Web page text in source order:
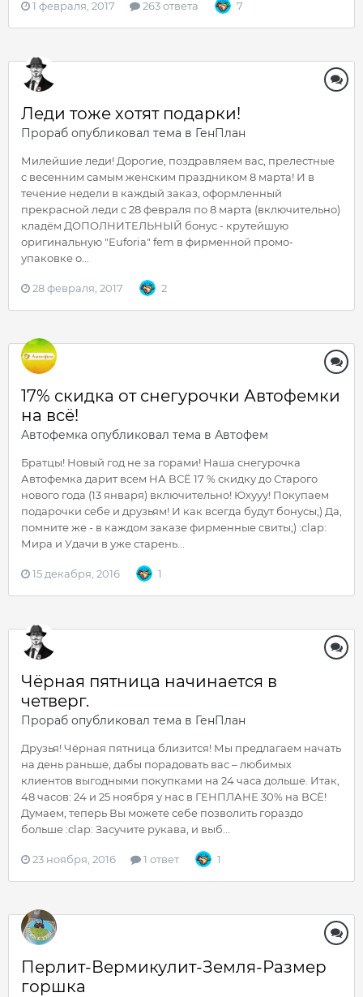
1 февраля, 2017 263 ответа 7
Леди тоже хотят подарки!
Прораб опубликовал тема в ГенПлан
Милейшие леди! Дорогие, поздравляем вас, прелестные
с весенним самым женским праздником 8 марта! И в
течение недели в каждый заказ, оформленный
прекрасной леди с 28 февраля по 8 марта (включительно)
кладём ДОПОЛНИТЕЛЬНЫЙ бонус - крутейшую
оригинальную "Euforia" fem в фирменной промо-
упаковке о...
28 февраля, 2017 2
17% скидка от снегурочки Автофемки
на всё!
Автофемка опубликовал тема в Автофем
Братцы! Новый год не за горами! Наша снегурочка
Автофемка дарит всем НА ВСЁ 17 % скидку до Старого
нового года (13 января) включительно! Юхууу! Покупаем
подарочки себе и друзьям! И как всегда будут бонусы;) Да,
помните же - в каждом заказе фирменные свиты;) :clap:
Мира и Удачи в уже старень...
15 декабря, 2016 1
Чёрная пятница начинается в
четверг.
Прораб опубликовал тема в ГенПлан
Друзья! Чёрная пятница близится! Мы предлагаем начать
на день раньше, дабы порадовать вас – любимых
клиентов выгодными покупками на 24 часа дольше. Итак,
48 часов: 24 и 25 ноября у нас в ГЕНПЛАНЕ 30% на ВСЁ!
Думаем, теперь Вы можете себе позволить гораздо
больше :clap: Засучите рукава, и выб...
23 ноября, 2016 1 ответ 1
Перлит-Вермикулит-Земля-Размер
горшка